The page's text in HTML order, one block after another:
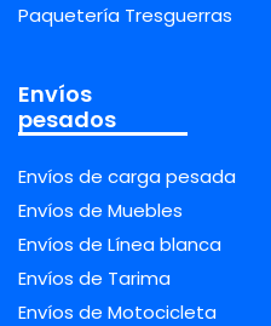
Paquetería Tresguerras
Envíos
pesados
Envíos de carga pesada
Envíos de Muebles
Envíos de Línea blanca
Envíos de Tarima
Envíos de Motocicleta